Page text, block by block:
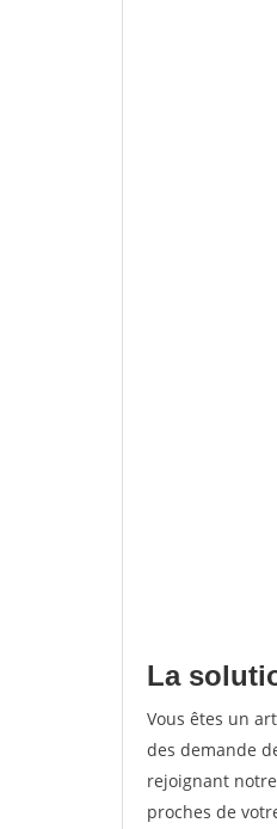
La
Vous êtes un
des demande
rejoignant
proches de